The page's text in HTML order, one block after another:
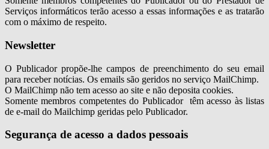
Serviços informáticos terão acesso a essas informações e as tratarão
com o máximo de respeito.
Newsletter
O Publicador propõe-lhe campos de preenchimento do seu email
para receber notícias. Os emails são geridos no serviço MailChimp.
O MailChimp não tem acesso ao site e não deposita cookies.
Somente membros competentes do Publicador têm acesso às listas
de e-mail do Mailchimp geridas pelo Publicador.
Segurança de acesso a dados pessoais